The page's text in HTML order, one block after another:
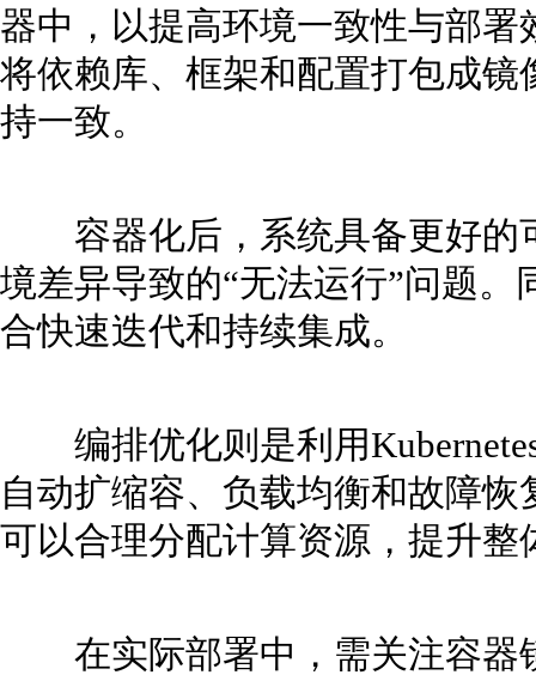
器中，以提高环境一致性与部署
将依赖库、框架和配置打包成
持一致。
容器化后，系统具备更好的
境差异导致的“无法运行”问题
合快速迭代和持续集成。
编排优化则是利用
自动扩缩容、负载均衡和故障
可以合理分配计算资源，提升
在实际部署中，需关注容器